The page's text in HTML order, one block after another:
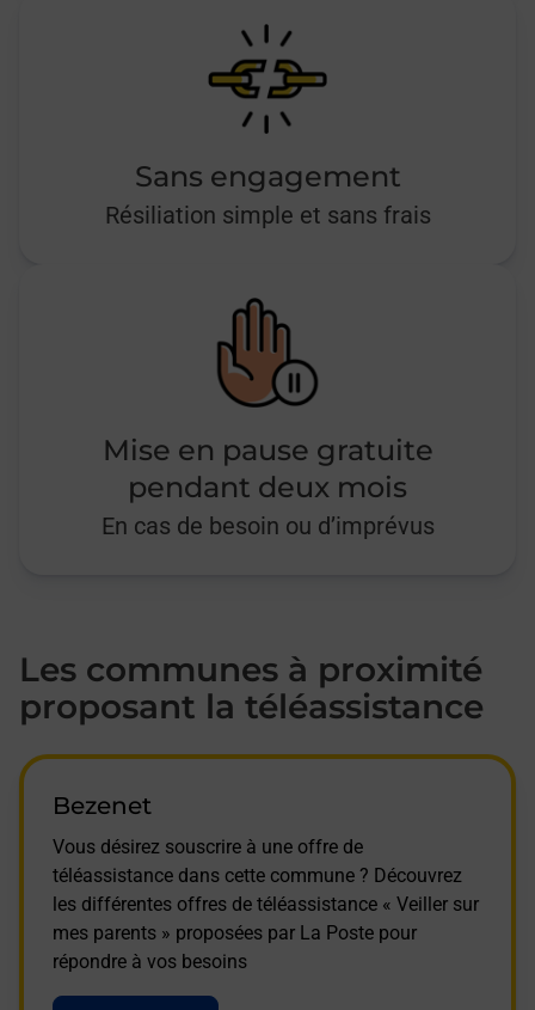
Sans engagement
Résiliation simple et sans frais
Mise en pause gratuite
pendant deux mois
En cas de besoin ou d’imprévus
Les communes à proximité
proposant la téléassistance
Bezenet
Vous désirez souscrire à une offre de
téléassistance dans cette commune ? Découvrez
les différentes offres de téléassistance « Veiller sur
mes parents » proposées par La Poste pour
répondre à vos besoins